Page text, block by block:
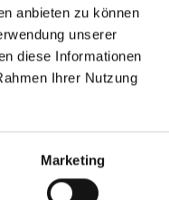
anbieten zu können
unserer
diese Informationen
Ihrer Nutzung
Marketing
Gebinde